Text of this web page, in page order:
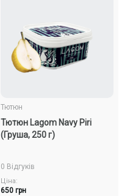
Тютюн
Тютюн Lagom Navy Piri
(Груша, 250 г)
0 Відгуків
Ціна:
650 грн